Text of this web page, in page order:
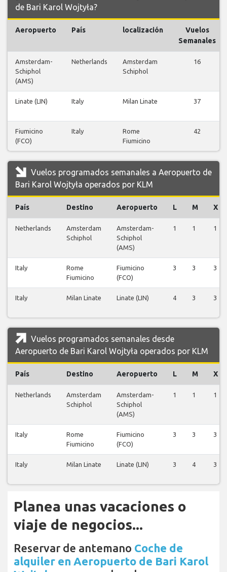
de Bari Karol Wojtyła?
Aeropuerto País localización
Vuelos
Semanales
Amsterdam-
Schiphol
(AMS)
Netherlands
Amsterdam
Schiphol
16
Linate (LIN) Italy Milan Linate 37
Fiumicino
(FCO)
Italy
Rome
Fiumicino
42
Vuelos programados semanales a Aeropuerto de
Bari Karol Wojtyła operados por KLM
País Destino Aeropuerto L M X
Netherlands
Amsterdam
Schiphol
Amsterdam-
Schiphol
(AMS)
1 1 1
Italy
Rome
Fiumicino
Fiumicino
(FCO)
3 3 3
Italy Milan Linate Linate (LIN) 4 3 3
Vuelos programados semanales desde
Aeropuerto de Bari Karol Wojtyła operados por KLM
País Destino Aeropuerto L M X
Netherlands
Amsterdam
Schiphol
Amsterdam-
Schiphol
(AMS)
1 1 1
Italy
Rome
Fiumicino
Fiumicino
(FCO)
3 3 3
Italy Milan Linate Linate (LIN) 3 4 3
Planea unas vacaciones o
viaje de negocios...
Reservar de antemano Coche de
alquiler en Aeropuerto de Bari Karol